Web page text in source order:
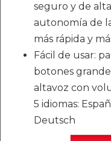
seguro y de
autonomía de
más rápida y
Fácil de usar:
botones
altavoz con
5 idiomas:
Deutsch